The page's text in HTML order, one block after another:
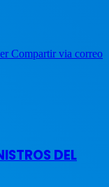
Compartir via correo
DEL